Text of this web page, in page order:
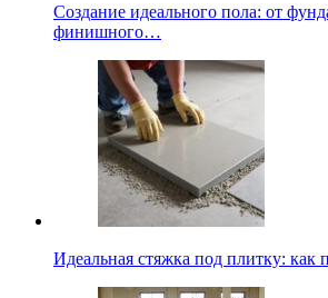
Создание идеального пола: от
финишного…
Идеальная стяжка под плитку: